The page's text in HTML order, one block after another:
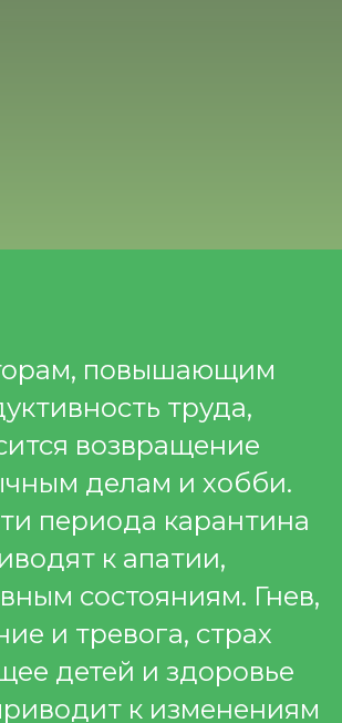
повышающим
труда,
возвращение
делам и хобби.
периода карантина
к апатии,
состояниям. Гнев,
и тревога, страх
детей и здоровье
к изменениям